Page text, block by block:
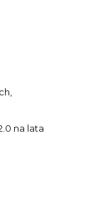
na lata